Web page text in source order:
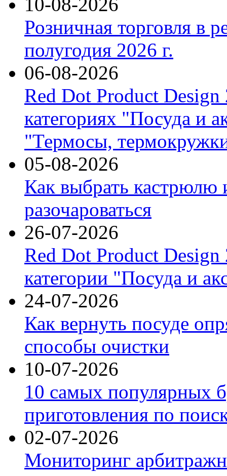
Розничная торговля в
полугодия 2026 г.
06-08-2026
Red Dot Product Design
категориях "Посуда и
"Термосы,
05-08-2026
Как выбрать кастрюлю
разочароваться
26-07-2026
Red Dot Product Design
категории "Посуда и
24-07-2026
Как вернуть посуде
способы очистки
10-07-2026
10 самых популярных
приготовления по
02-07-2026
Мониторинг